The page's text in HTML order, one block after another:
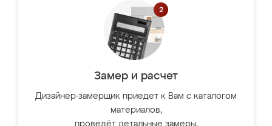
Замер и расчет
Дизайнер-замерщик приедет к Вам с каталогом
материалов,
проведёт детальные замеры,